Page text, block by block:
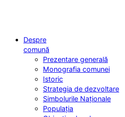
Despre
comună
Prezentare generală
Monografia comunei
Istoric
Strategia de dezvoltare
Simbolurile Naționale
Populația